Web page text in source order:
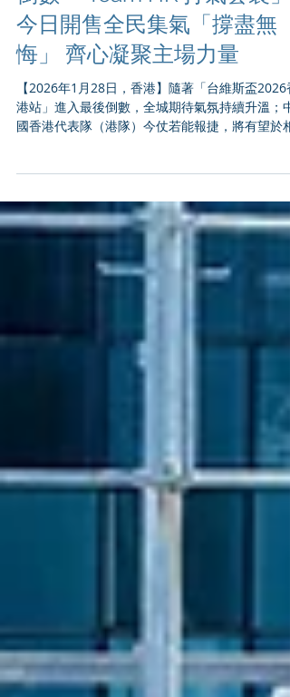
「台維斯盃2026香港站」決
倒數 「Team HK 打氣套裝」
今日開售全民集氣「撐盡無
悔」 齊心凝聚主場力量
【2026年1月28日，香港】隨著「台維斯盃2026香
國香港代表隊（港隊）今仗若能報捷，將有望於相
力量，讓球迷以一致而有意義的方式為港隊打氣，
中國香港網球總會將於今日（1月28日）下午3時限
應援團，與港隊並肩作戰。 （Davis Cup）素有
「網球世界盃」之稱，是次「台維斯盃2026香港站
香港主場凝聚城市力量的重要時刻。參賽球手包括
香港史上首位殺入美國網球公開賽第三圈的黃澤
成員鄭肇致、朱鍇泓、王子夫、程銘燦及譚善恆。
中國香港網球總會會長鄭明哲先生表示：「總會首
次將『Team HK』的概念延伸至市民大眾，希望透
過『Team HK 打氣套裝』讓更多市民以行動參與
項國際體壇盛事，在尊重網球文化的前提下，共同
營造團結而投入的主場氛圍。『Team HK 打氣套